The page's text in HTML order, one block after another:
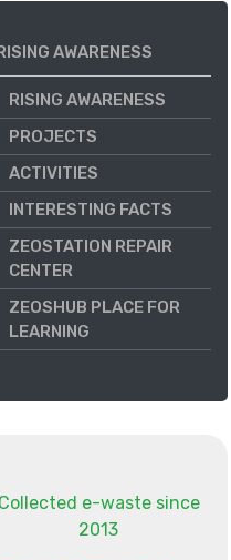
AWARENESS
RISING AWARENESS
PROJECTS
ACTIVITIES
INTERESTING FACTS
ZEOSTATION REPAIR
CENTER
ZEOSHUB PLACE FOR
LEARNING
Collected e-waste since
2013